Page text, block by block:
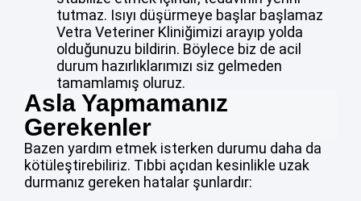
tutmaz. Isıyı düşürmeye başlar başlamaz
Vetra Veteriner Kliniğimizi arayıp yolda
olduğunuzu bildirin. Böylece biz de acil
durum hazırlıklarımızı siz gelmeden
tamamlamış oluruz.
Asla Yapmamanız
Gerekenler
Bazen yardım etmek isterken durumu daha da
kötüleştirebiliriz. Tıbbi açıdan kesinlikle uzak
durmanız gereken hatalar şunlardır: